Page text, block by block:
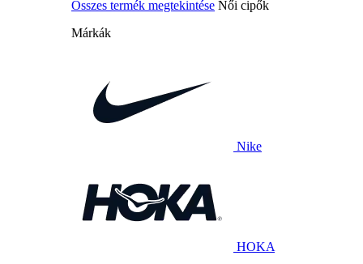
Összes termék megtekintése Női cipők
Márkák
Nike
HOKA